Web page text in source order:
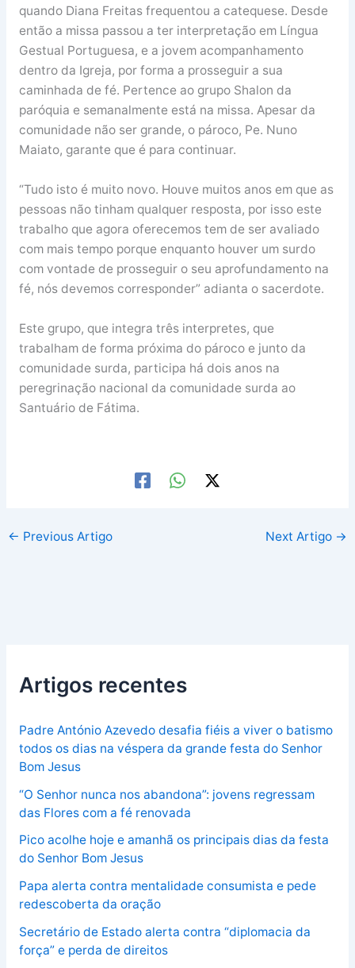
quando Diana Freitas frequentou a catequese. Desde
então a missa passou a ter interpretação em Língua
Gestual Portuguesa, e a jovem acompanhamento
dentro da Igreja, por forma a prosseguir a sua
caminhada de fé. Pertence ao grupo Shalon da
paróquia e semanalmente está na missa. Apesar da
comunidade não ser grande, o pároco, Pe. Nuno
Maiato, garante que é para continuar.
“Tudo isto é muito novo. Houve muitos anos em que as
pessoas não tinham qualquer resposta, por isso este
trabalho que agora oferecemos tem de ser avaliado
com mais tempo porque enquanto houver um surdo
com vontade de prosseguir o seu aprofundamento na
fé, nós devemos corresponder” adianta o sacerdote.
Este grupo, que integra três interpretes, que
trabalham de forma próxima do pároco e junto da
comunidade surda, participa há dois anos na
peregrinação nacional da comunidade surda ao
Santuário de Fátima.
← Previous Artigo Next Artigo →
Artigos recentes
Padre António Azevedo desafia fiéis a viver o batismo
todos os dias na véspera da grande festa do Senhor
Bom Jesus
“O Senhor nunca nos abandona”: jovens regressam
das Flores com a fé renovada
Pico acolhe hoje e amanhã os principais dias da festa
do Senhor Bom Jesus
Papa alerta contra mentalidade consumista e pede
redescoberta da oração
Secretário de Estado alerta contra “diplomacia da
força” e perda de direitos